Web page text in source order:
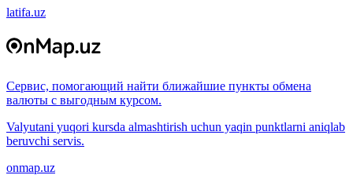
latifa.uz
Сервис, помогающий найти ближайшие пункты обмена
валюты с выгодным курсом.
Valyutani yuqori kursda almashtirish uchun yaqin punktlarni aniqlab
beruvchi servis.
onmap.uz